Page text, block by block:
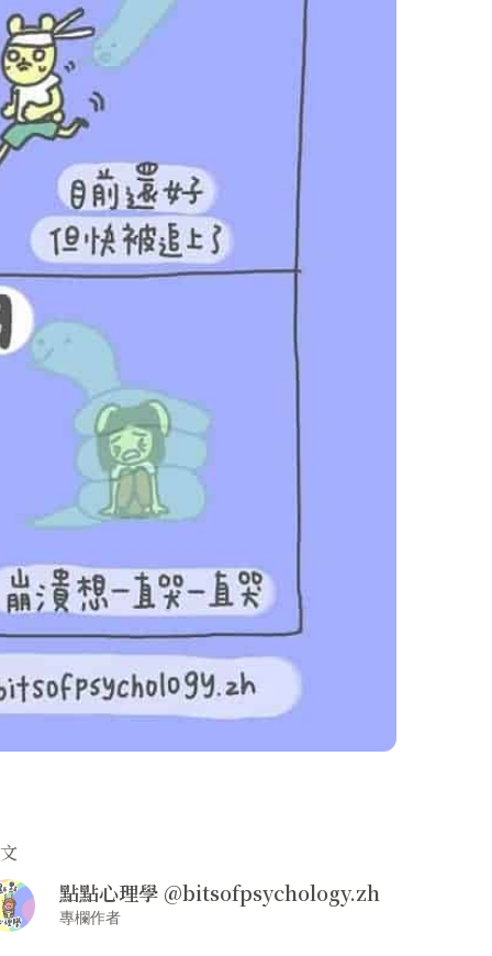
點點心理學 @bitsofpsychology.zh
專欄作者